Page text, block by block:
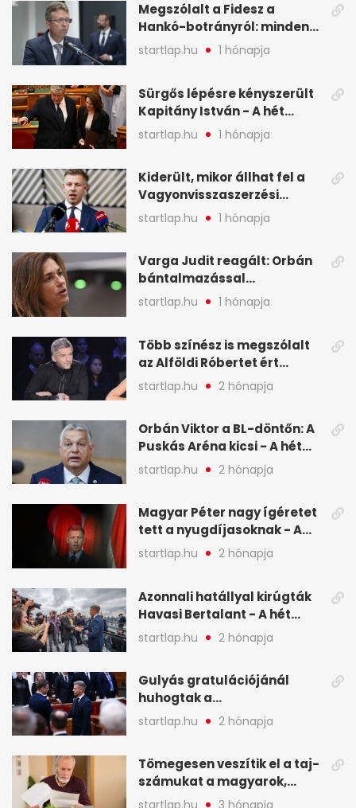
A hét legfontosabb hírei
képekben
Megszólalt a Fidesz a
Hankó-botrányról: minden
forint jó helyre ment - A hét
legfontosabb hírei
startlap.hu 1 hónapja
Sürgős lépésre kényszerült
Kapitány István - A hét
legfontosabb hírei
képekben
startlap.hu 1 hónapja
Kiderült, mikor állhat fel a
Vagyonvisszaszerzési
Hivatal - A hét legfontosabb
hírei képekben
startlap.hu 1 hónapja
Varga Judit reagált: Orbán
bántalmazással
kapcsolatban emlegette - A
hét legfontosabb hírei
startlap.hu 1 hónapja
Több színész is megszólalt
az Alföldi Róbertet ért
vádakról - A hét
legfontosabb hírei
startlap.hu 2 hónapja
Orbán Viktor a BL-döntőn: A
Puskás Aréna kicsi - A hét
legfontosabb hírei képeken
startlap.hu 2 hónapja
Magyar Péter nagy ígéretet
tett a nyugdíjasoknak - A
hét legfontosabb hírei
képekben
startlap.hu 2 hónapja
Azonnali hatállyal kirúgták
Havasi Bertalant - A hét
legfontosabb hírei
képekben
startlap.hu 2 hónapja
Gulyás gratulációjánál
huhogtak a
leghangosabban, miután
Magyart miniszterelnökké
legfontosabb hírei
képekben
startlap.hu 2 hónapja
Tömegesen veszítik el a taj-
számukat a magyarok,
sokak ellen eljárást indít a